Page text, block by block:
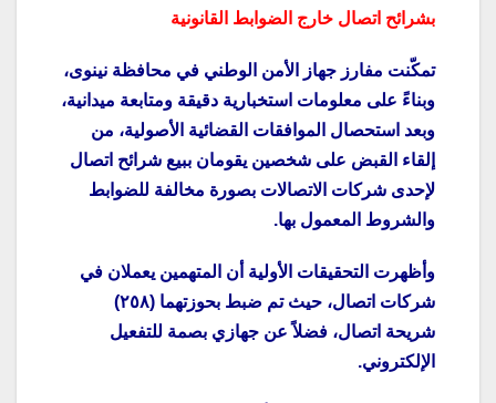
بشرائح اتصال خارج الضوابط القانونية
تمكّنت مفارز جهاز الأمن الوطني في محافظة نينوى،
وبناءً على معلومات استخبارية دقيقة ومتابعة ميدانية،
وبعد استحصال الموافقات القضائية الأصولية، من
إلقاء القبض على شخصين يقومان ببيع شرائح اتصال
لإحدى شركات الاتصالات بصورة مخالفة للضوابط
والشروط المعمول بها.
وأظهرت التحقيقات الأولية أن المتهمين يعملان في
شركات اتصال، حيث تم ضبط بحوزتهما (٢٥٨)
شريحة اتصال، فضلاً عن جهازي بصمة للتفعيل
الإلكتروني.